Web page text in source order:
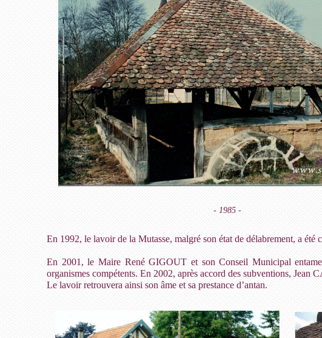
- 1985 -
En 1992, le lavoir de la Mutasse, malgré son état de délabrement, a été
En 2001, le Maire René GIGOUT et son Conseil Municipal
organismes compétents. En 2002, après accord des subventions,
Le lavoir retrouvera ainsi son âme et sa prestance d’antan.